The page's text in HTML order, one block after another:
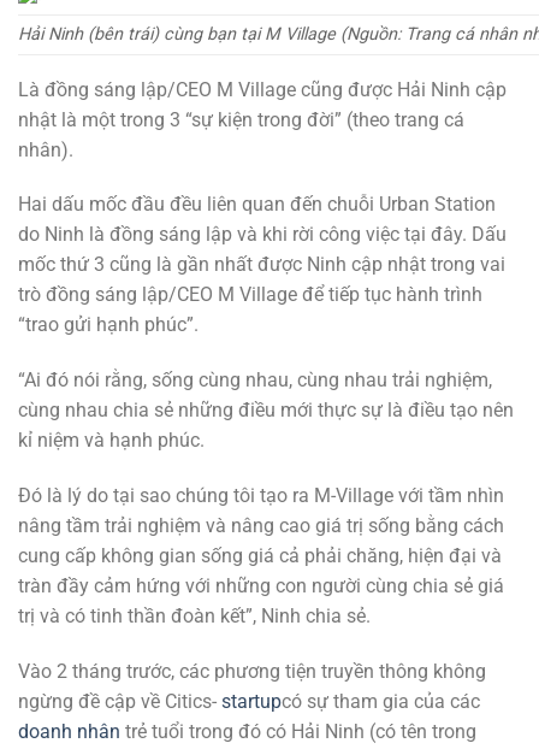
Hải Ninh (bên trái) cùng bạn tại M Village (Nguồn: Trang cá nhân
Là đồng sáng lập/CEO M Village cũng được Hải Ninh cập
nhật là một trong 3 “sự kiện trong đời” (theo trang cá
nhân).
Hai dấu mốc đầu đều liên quan đến chuỗi Urban Station
do Ninh là đồng sáng lập và khi rời công việc tại đây. Dấu
mốc thứ 3 cũng là gần nhất được Ninh cập nhật trong vai
trò đồng sáng lập/CEO M Village để tiếp tục hành trình
“trao gửi hạnh phúc”.
“Ai đó nói rằng, sống cùng nhau, cùng nhau trải nghiệm,
cùng nhau chia sẻ những điều mới thực sự là điều tạo nên
kỉ niệm và hạnh phúc.
Đó là lý do tại sao chúng tôi tạo ra M-Village với tầm nhìn
nâng tầm trải nghiệm và nâng cao giá trị sống bằng cách
cung cấp không gian sống giá cả phải chăng, hiện đại và
tràn đầy cảm hứng với những con người cùng chia sẻ giá
trị và có tinh thần đoàn kết”, Ninh chia sẻ.
Vào 2 tháng trước, các phương tiện truyền thông không
ngừng đề cập về Citics- startupcó sự tham gia của các
doanh nhân trẻ tuổi trong đó có Hải Ninh (có tên trong